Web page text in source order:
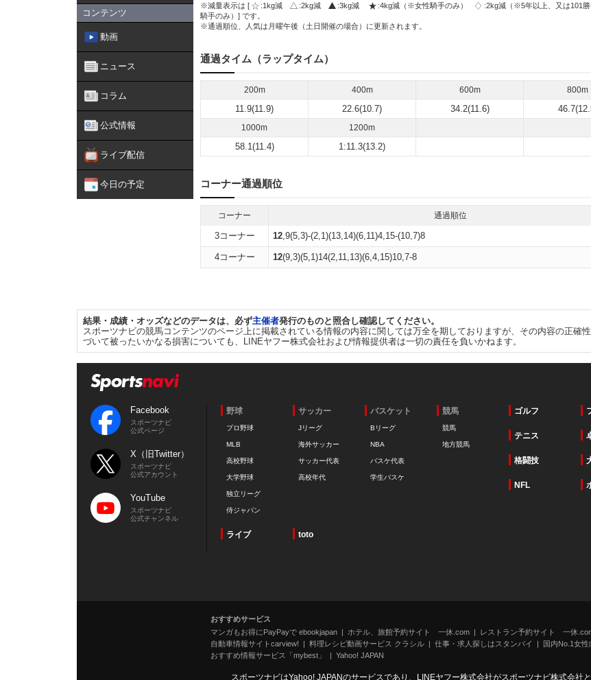
コンテンツ
動画
ニュース
コラム
公式情報
ライブ配信
今日の予定
※減量表示は [
:1kg減 :2kg減 :3kg減 :4kg減（※女性騎手のみ）
:2kg減（※5年以上、又は101
騎手のみ）] です。
※通過順位、人気は月曜午後（土日開催の場合）に更新されます。
通過タイム（ラップタイム）
200m 400m 600m 800m
11.9(11.9) 22.6(10.7) 34.2(11.6)
1000m 1200m
58.1(11.4) 1:11.3(13.2)
コーナー通過順位
コーナー 通過順位
3コーナー 12,9(5,3)-(2,1)(13,14)(6,11)4,15-(10,7)8
4コーナー 12(9,3)(5,1)14(2,11,13)(6,4,15)10,7-8
結果・成績・オッズなどのデータは、必ず主催者発行のものと照合し確認してください。
スポーツナビの競馬コンテンツのページ上に掲載されている情報の内容に関しては万全を期しておりますが、その内容の正確
づいて被ったいかなる損害についても、LINEヤフー株式会社および情報提供者は一切の責任を負いかねます。
Facebook
スポーツナビ
公式ページ
X（旧Twitter）
スポーツナビ
公式アカウント
YouTube
スポーツナビ
公式チャンネル
野球
プロ野球
MLB
高校野球
大学野球
独立リーグ
侍ジャパン
サッカー
Jリーグ
海外サッカー
サッカー代表
高校年代
バスケット
Bリーグ
NBA
バスケ代表
学生バスケ
競馬
競馬
地方競馬
ゴルフ
テニス
格闘技
NFL
ライブ toto
おすすめサービス
マンガもお得にPayPayで ebookjapan
ホテル、旅館予約サイト 一休.com
レストラン予約サイト 一休
自動車情報サイトcarview!
料理レシピ動画サービス クラシル 仕事・求人探しはスタンバイ
国内No.1女性
おすすめ情報サービス「mybest」
Yahoo! JAPAN
スポーツナビはYahoo! JAPANのサービスであり、LINEヤフー株式会社がスポーツナビ株式会社